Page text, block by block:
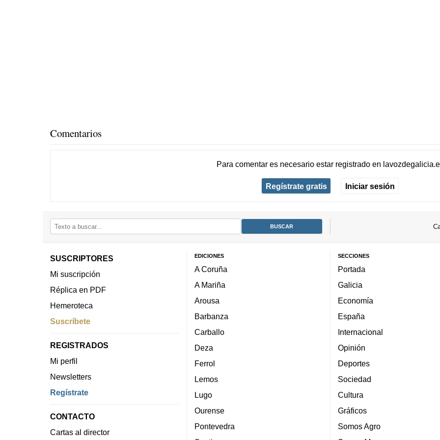
Comentarios
Para comentar es necesario estar registradoen
Regístrate gratis Iniciar sesión
SUSCRIPTORES
Mi suscripción
Réplica en PDF
Hemeroteca
Suscríbete
REGISTRADOS
Mi perfil
Newsletters
Regístrate
CONTACTO
Cartas al director
EDICIONES
A Coruña
A Mariña
Arousa
Barbanza
Carballo
Deza
Ferrol
Lemos
Lugo
Ourense
Pontevedra
SECCIONES
Portada
Galicia
Economía
España
Internacional
Opinión
Deportes
Sociedad
Cultura
Gráficos
Somos Agro